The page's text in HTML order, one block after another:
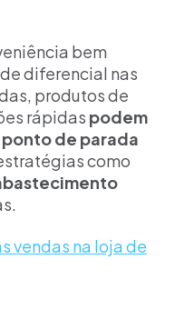
bem
diferencial nas
produtos de
rápidas podem
de parada
como
vendas na loja de